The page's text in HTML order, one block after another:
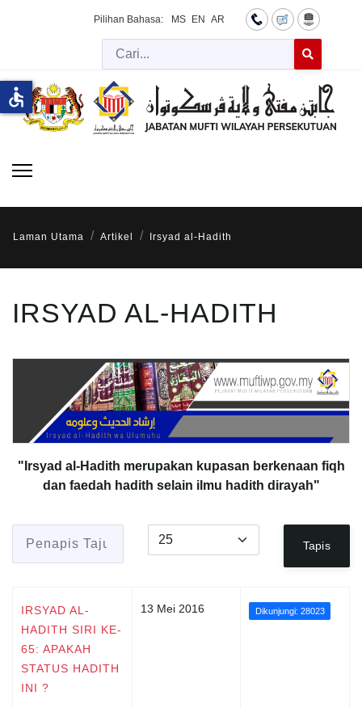
Pilihan Bahasa: MS EN AR
Cari
Laman Utama Artikel Irsyad al-Hadith
IRSYAD AL-HADITH
"Irsyad al-Hadith merupakan kupasan berkenaan fiqh
dan faedah hadith selain ilmu hadith dirayah"
Penapis Tajuk Papar #
Tapis
IRSYAD AL-
HADITH SIRI KE-
65: APAKAH
STATUS HADITH
INI ?
13 Mei 2016 Dikunjungi: 28023
accessible